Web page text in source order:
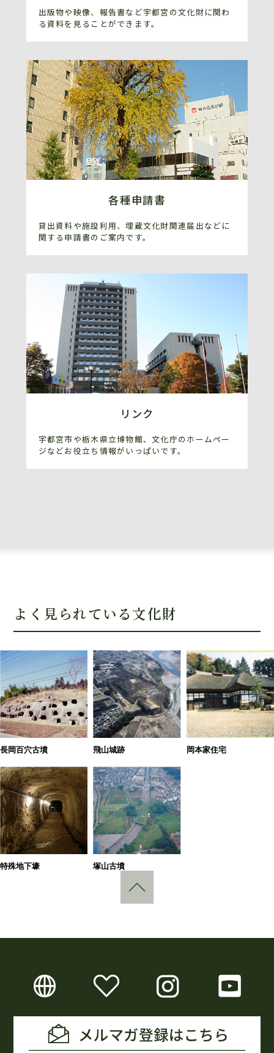
出版物や映像、報告書など宇都宮の文化財に関わ
る資料を見ることができます。
各種申請書
貸出資料や施設利用、埋蔵文化財関連届出などに
関する申請書のご案内です。
リンク
宇都宮市や栃木県立博物館、文化庁のホームペー
ジなどお役立ち情報がいっぱいです。
よく⾒られている⽂化財
長岡百穴古墳 飛山城跡 岡本家住宅
特殊地下壕 塚山古墳